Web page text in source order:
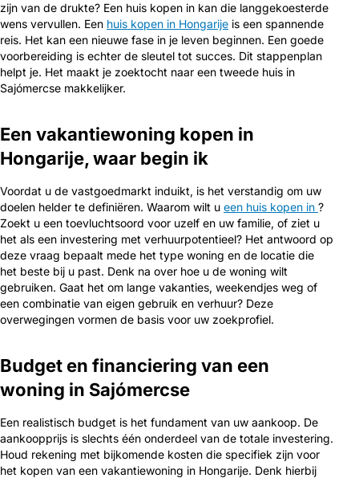
zijn van de drukte? Een huis kopen in kan die langgekoesterde
wens vervullen. Een huis kopen in Hongarije is een spannende
reis. Het kan een nieuwe fase in je leven beginnen. Een goede
voorbereiding is echter de sleutel tot succes. Dit stappenplan
helpt je. Het maakt je zoektocht naar een tweede huis in
Sajómercse makkelijker.
Een vakantiewoning kopen in
Hongarije, waar begin ik
Voordat u de vastgoedmarkt induikt, is het verstandig om uw
doelen helder te definiëren. Waarom wilt u een huis kopen in ?
Zoekt u een toevluchtsoord voor uzelf en uw familie, of ziet u
het als een investering met verhuurpotentieel? Het antwoord op
deze vraag bepaalt mede het type woning en de locatie die
het beste bij u past. Denk na over hoe u de woning wilt
gebruiken. Gaat het om lange vakanties, weekendjes weg of
een combinatie van eigen gebruik en verhuur? Deze
overwegingen vormen de basis voor uw zoekprofiel.
Budget en financiering van een
woning in Sajómercse
Een realistisch budget is het fundament van uw aankoop. De
aankoopprijs is slechts één onderdeel van de totale investering.
Houd rekening met bijkomende kosten die specifiek zijn voor
het kopen van een vakantiewoning in Hongarije. Denk hierbij